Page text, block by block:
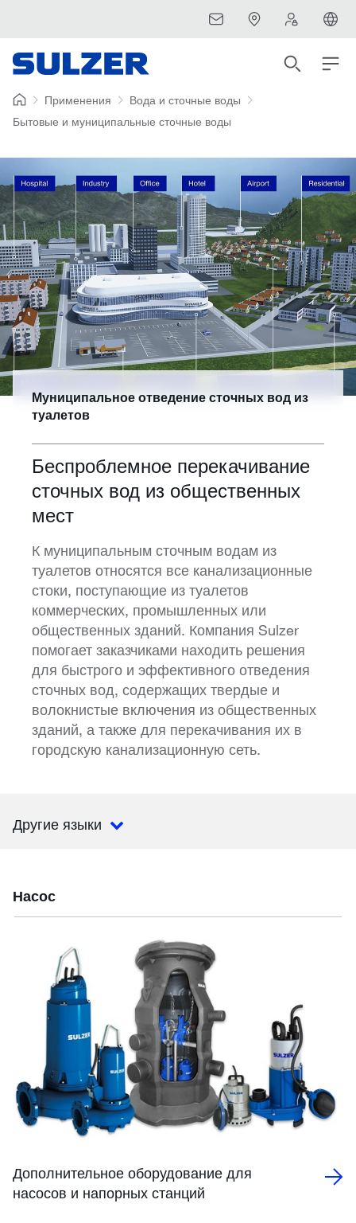
Применения
Вода и сточные воды
Бытовые и муниципальные сточные воды
Муниципальное отведение сточных вод из
туалетов
Беспроблемное перекачивание
сточных вод из общественных
мест
К муниципальным сточным водам из
туалетов относятся все канализационные
стоки, поступающие из туалетов
коммерческих, промышленных или
общественных зданий. Компания Sulzer
помогает заказчиками находить решения
для быстрого и эффективного отведения
сточных вод, содержащих твердые и
волокнистые включения из общественных
зданий, а также для перекачивания их в
городскую канализационную сеть.
Другие языки
Насос
Дополнительное оборудование для
насосов и напорных станций